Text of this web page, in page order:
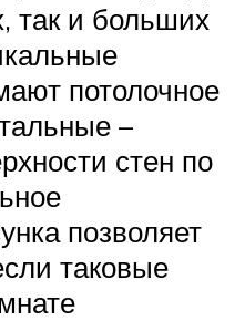
так и больших
потолочное
–
стен по
позволяет
таковые